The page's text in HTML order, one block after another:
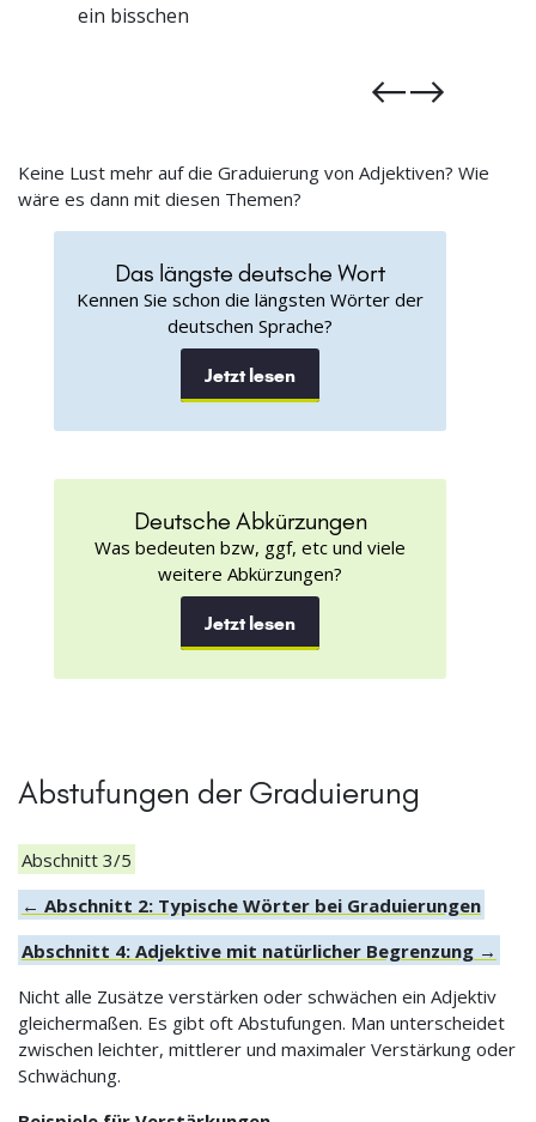
einigermaßen
Keine Lust mehr auf die Graduierung von Adjektiven? Wie
wäre es dann mit diesen Themen?
Das längste deutsche Wort
Kennen Sie schon die längsten Wörter der
deutschen Sprache?
Jetzt lesen
Deutsche Abkürzungen
Was bedeuten bzw, ggf, etc und viele
weitere Abkürzungen?
Jetzt lesen
Abstufungen der Graduierung
Abschnitt 3/5
← Abschnitt 2: Typische Wörter bei Graduierungen
Abschnitt 4: Adjektive mit natürlicher Begrenzung →
Nicht alle Zusätze verstärken oder schwächen ein Adjektiv
gleichermaßen. Es gibt oft Abstufungen. Man unterscheidet
zwischen leichter, mittlerer und maximaler Verstärkung oder
Schwächung.